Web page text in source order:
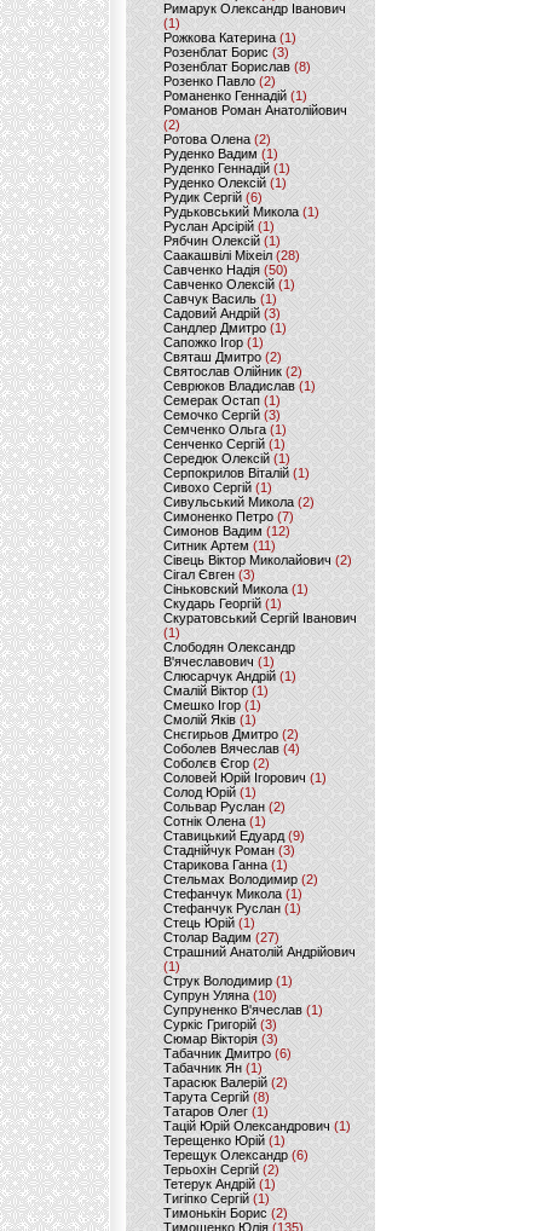
Римарук Олександр Іванович
(1)
Рожкова Катерина(1)
Розенблат Борис (3)
Розенблат Борислав (8)
Розенко Павло (2)
Романенко Геннадій (1)
Романов Роман Анатолійович
(2)
Ротова Олена(2)
Руденко Вадим (1)
Руденко Геннадій (1)
Руденко Олексій(1)
Рудик Сергій(6)
Рудьковський Микола (1)
Руслан Арсірій(1)
Рябчин Олексій (1)
Саакашвілі Міхеіл(28)
Савченко Надія (50)
Савченко Олексій(1)
Савчук Василь (1)
Садовий Андрій (3)
Сандлер Дмитро(1)
Сапожко Ігор(1)
Святаш Дмитро (2)
Святослав Олійник (2)
Севрюков Владислав (1)
Семерак Остап (1)
Семочко Сергій (3)
Семченко Ольга (1)
Сенченко Сергій(1)
Середюк Олексій(1)
Серпокрилов Віталій(1)
Сивохо Сергій(1)
Сивульський Микола(2)
Симоненко Петро(7)
Симонов Вадим (12)
Ситник Артем(11)
Сівець Віктор Миколайович(2)
Сігал Євген (3)
Сіньковский Микола(1)
Скударь Георгій (1)
Скуратовський Сергій Іванович
(1)
Слободян Олександр
В'ячеславович(1)
Слюсарчук Андрій(1)
Смалій Віктор (1)
Смешко Ігор (1)
Смолій Яків (1)
Снєгирьов Дмитро (2)
Соболев Вячеслав (4)
Соболєв Єгор(2)
Соловей Юрій Ігорович (1)
Солод Юрій (1)
Сольвар Руслан (2)
Сотнік Олена(1)
Ставицький Едуард (9)
Стаднійчук Роман(3)
Старикова Ганна (1)
Стельмах Володимир(2)
Стефанчук Микола (1)
Стефанчук Руслан (1)
Стець Юрій (1)
Столар Вадим(27)
Страшний Анатолій Андрійович
(1)
Струк Володимир (1)
Супрун Уляна (10)
Супруненко В'ячеслав (1)
Суркіс Григорій (3)
Сюмар Вікторія (3)
Табачник Дмитро (6)
Табачник Ян(1)
Тарасюк Валерій (2)
Тарута Сергій (8)
Татаров Олег(1)
Тацій Юрій Олександрович(1)
Терещенко Юрій(1)
Терещук Олександр(6)
Терьохін Сергій (2)
Тетерук Андрій (1)
Тигіпко Сергій(1)
Тимонькін Борис (2)
Тимошенко Юлія (135)